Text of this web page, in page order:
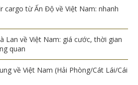
cargo từ Ấn Độ về Việt Nam: nhanh
Lan về Việt Nam: giá cước, thời gian
quan
về Việt Nam (Hải Phòng/Cát Lái/Cái